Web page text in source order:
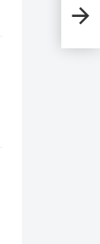
需要